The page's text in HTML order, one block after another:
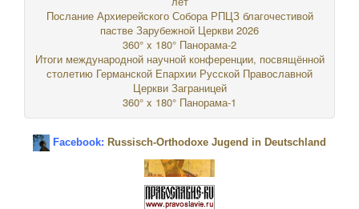
Послание Архиерейского Собора РПЦЗ благочестивой
пастве Зарубежной Церкви 2026
360° x 180° Панорама-2
Итоги международной научной конференции, посвящённой
столетию Германской Епархии Русской Православной
Церкви Заграницей
360° x 180° Панорама-1
Facebook: Russisch-Orthodoxe Jugend in Deutschland